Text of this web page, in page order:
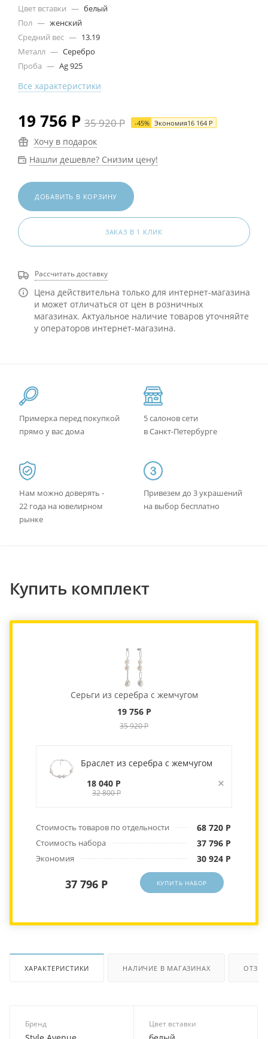
Цвет вставки — белый
Пол — женский
Средний вес — 13.19
Металл — Серебро
Проба — Ag 925
Все характеристики
19 756 Р 35 920Р -45% Экономия16 164 Р
Хочу в подарок
Нашли дешевле? Снизим цену!
ДОБАВИТЬ В КОРЗИНУ
ЗАКАЗ В 1 КЛИК
Рассчитать доставку
Цена действительна только для интернет-магазина
и может отличаться от цен в розничных
магазинах. Актуальное наличие товаров уточняйте
у операторов интернет-магазина.
Примерка перед покупкой
прямо у вас дома
5 салонов сети
в Санкт-Петербурге
Нам можно доверять -
22 года на ювелирном
рынке
Привезем до 3 украшений
на выбор бесплатно
Купить комплект
Серьги из серебра с жемчугом
19 756 Р
35 920 Р
Браслет из серебра с жемчугом
18 040 Р
32 800 Р
Стоимость товаров по отдельности 68 720 Р
Стоимость набора 37 796 Р
Экономия 30 924 Р
37 796 Р КУПИТЬ НАБОР
ХАРАКТЕРИСТИКИ НАЛИЧИЕ В МАГАЗИНАХ
Бренд Цвет вставки